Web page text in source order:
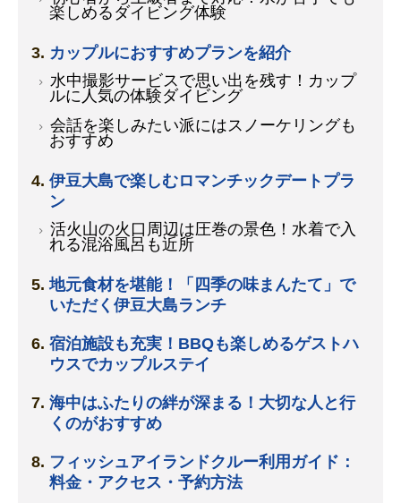
楽しめるダイビング体験
カップルにおすすめプランを紹介
水中撮影サービスで思い出を残す！カップ
ルに人気の体験ダイビング
会話を楽しみたい派にはスノーケリングも
おすすめ
伊豆大島で楽しむロマンチックデートプラ
ン
活火山の火口周辺は圧巻の景色！水着で入
れる混浴風呂も近所
地元食材を堪能！「四季の味まんたて」で
いただく伊豆大島ランチ
宿泊施設も充実！BBQも楽しめるゲストハ
ウスでカップルステイ
海中はふたりの絆が深まる！大切な人と行
くのがおすすめ
フィッシュアイランドクルー利用ガイド：
料金・アクセス・予約方法